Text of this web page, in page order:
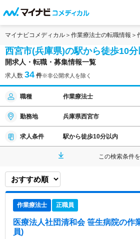
マイナビコメディカル 作業療法士の転職情報
西宮市(兵庫県)の駅から徒歩10
開求人・転職・募集情報一覧
求人数 34 件※非公開求人を除く
職種 作業療法士
勤務地 兵庫県西宮市
求人条件 駅から徒歩10分以内
この検索条件
作業療法士 正職員
医療法人社団清和会 笹生病院の作
員)